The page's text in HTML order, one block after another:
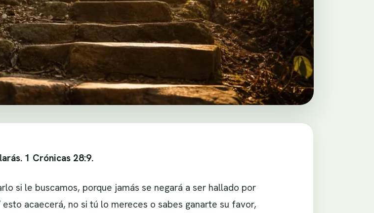
1 Crónicas 28:9.
si le buscamos, porque jamás se negará a ser hallado por
acaecerá, no si tú lo mereces o sabes ganarte su favor,